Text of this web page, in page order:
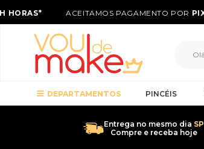
HORAS* ACEITAMOS PAGAMENTO PORPIX
DEPARTAMENTOS PINCÉIS
Entrega no mesmo dia SP
Compre e receba hoje